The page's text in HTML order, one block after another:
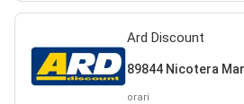
Ard Discount
89844 Nicotera
orari